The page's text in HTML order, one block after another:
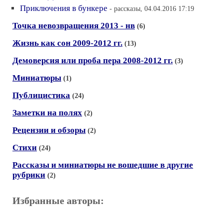
Приключения в бункере - рассказы, 04.04.2016 17:19
Точка невозвращения 2013 - нв (6)
Жизнь как сон 2009-2012 гг. (13)
Демоверсия или проба пера 2008-2012 гг. (3)
Миниатюры (1)
Публицистика (24)
Заметки на полях (2)
Рецензии и обзоры (2)
Стихи (24)
Рассказы и миниатюры не вошедшие в другие
рубрики (2)
Избранные авторы: